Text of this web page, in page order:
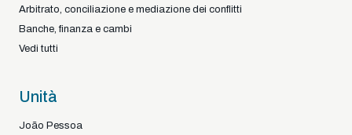
Arbitrato, conciliazione e mediazione dei conflitti
Banche, finanza e cambi
Vedi tutti
Unità
João Pessoa